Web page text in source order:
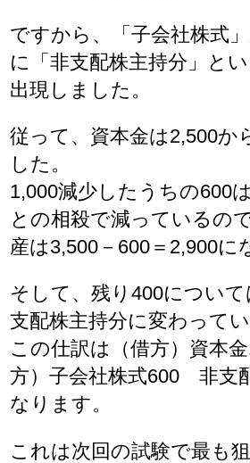
ですから、「子会社株式
に「非支配株主持分」と
出現しました。
従って、資本金は2,500か
した。
1,000減少したうちの600
との相殺で減っているの
産は3,500－600＝2,900に
そして、残り400につい
支配株主持分に変わってい
この仕訳は（借方）資本
方）子会社株式600 非支
なります。
これは次回の試験で最も